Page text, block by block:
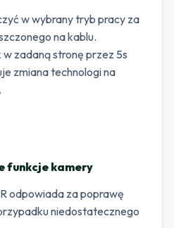
w wybrany tryb pracy za
na kablu.
zadaną stronę przez 5s
zmiana technologi na
funkcje kamery
odpowiada za poprawę
niedostatecznego